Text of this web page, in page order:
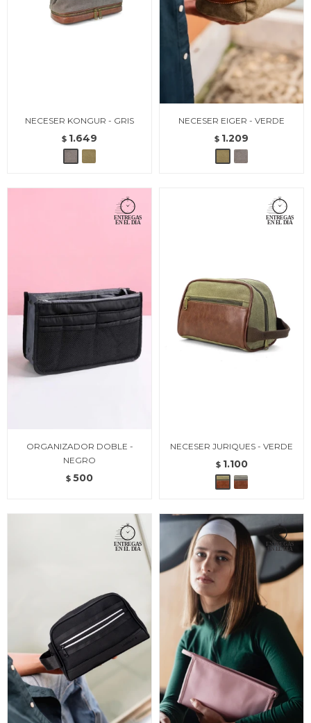
NECESER KONGUR - GRIS
$ 1.649
NECESER EIGER - VERDE
$ 1.209
ORGANIZADOR DOBLE -
NEGRO
$ 500
NECESER JURIQUES - VERDE
$ 1.100